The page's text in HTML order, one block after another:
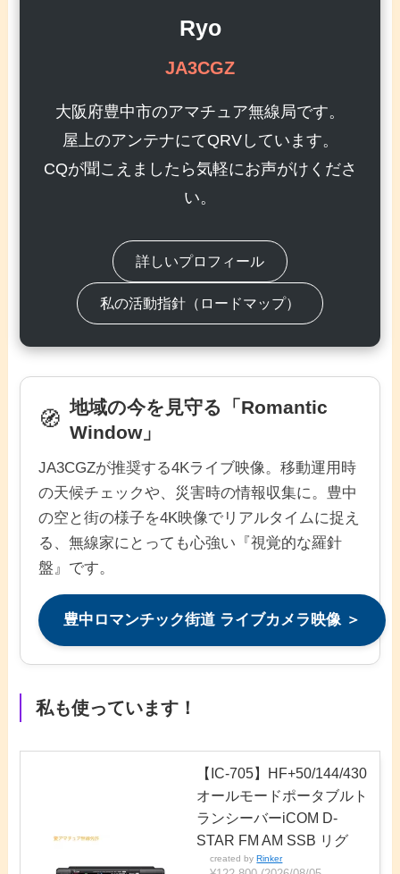
Ryo
JA3CGZ
大阪府豊中市のアマチュア無線局です。
屋上のアンテナにてQRVしています。
CQが聞こえましたら気軽にお声がけくださ
い。
詳しいプロフィール
私の活動指針（ロードマップ）
🧭 地域の今を見守る「Romantic
Window」
JA3CGZが推奨する4Kライブ映像。移動運用時
の天候チェックや、災害時の情報収集に。豊中
の空と街の様子を4K映像でリアルタイムに捉え
る、無線家にとっても心強い『視覚的な羅針
盤』です。
豊中ロマンチック街道 ライブカメラ映像 ＞
私も使っています！
【IC-705】HF+50/144/430
オールモードポータブルト
ランシーバーiCOM D-
STAR FM AM SSB リグ
created byRinker